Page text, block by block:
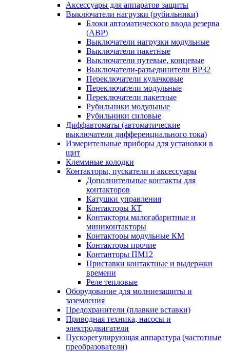
Аксессуары для аппаратов защиты
Выключатели нагрузки (рубильники)
Блоки автоматического ввода резерва
(АВР)
Выключатели нагрузки модульные
Выключатели пакетные
Выключатели путевые, концевые
Выключатели-разъединители ВР32
Переключатели кулачковые
Переключатели модульные
Переключатели пакетные
Рубильники модульные
Рубильники силовые
Диффавтоматы (автоматические
выключатели дифференциального тока)
Измерительные приборы для установки в
щит
Клеммные колодки
Контакторы, пускатели и аксессуары
Дополнительные контакты для
контакторов
Катушки управления
Контакторы КТ
Контакторы малогабаритные и
миниконтакторы
Контакторы модульные КМ
Контакторы прочие
Контанторы ПМ12
Приставки контактные и выдержки
времени
Реле тепловые
Оборудование для молниезащиты и
заземления
Предохранители (плавкие вставки)
Приводная техника, насосы и
электродвигатели
Пускорегулирующая аппаратура (частотные
преобразователи)